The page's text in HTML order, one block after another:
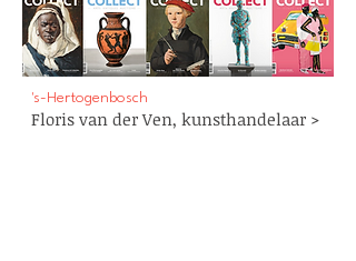
's-Hertogenbosch
Floris van der Ven, kunsthandelaar >